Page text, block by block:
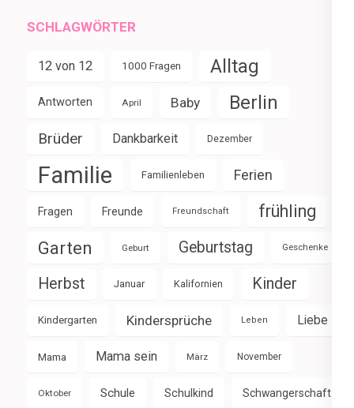
SCHLAGWÖRTER
12 von 12 1000 Fragen Alltag
Antworten April Baby Berlin
Brüder Dankbarkeit Dezember
Familie Familienleben Ferien
Fragen Freunde Freundschaft frühling
Garten Geburt Geburtstag Geschenke
Herbst Januar Kalifornien Kinder
Kindergarten Kindersprüche Leben Liebe
Mama Mama sein März November
Oktober Schule Schulkind Schwangerschaft